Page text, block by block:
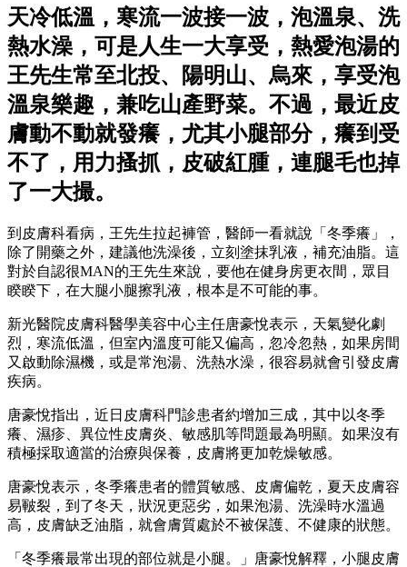
天冷低溫，寒流一波接一波，泡溫泉、洗
熱水澡，可是人生一大享受，熱愛泡湯的
王先生常至北投、陽明山、烏來，享受泡
溫泉樂趣，兼吃山產野菜。不過，最近皮
膚動不動就發癢，尤其小腿部分，癢到受
不了，用力搔抓，皮破紅腫，連腿毛也掉
了一大撮。
到皮膚科看病，王先生拉起褲管，醫師一看就說「冬季癢」，
除了開藥之外，建議他洗澡後，立刻塗抹乳液，補充油脂。這
對於自認很MAN的王先生來說，要他在健身房更衣間，眾目
睽睽下，在大腿小腿擦乳液，根本是不可能的事。
新光醫院皮膚科醫學美容中心主任唐豪悅表示，天氣變化劇
烈，寒流低溫，但室內溫度可能又偏高，忽冷忽熱，如果房間
又啟動除濕機，或是常泡湯、洗熱水澡，很容易就會引發皮膚
疾病。
唐豪悅指出，近日皮膚科門診患者約增加三成，其中以冬季
癢、濕疹、異位性皮膚炎、敏感肌等問題最為明顯。如果沒有
積極採取適當的治療與保養，皮膚將更加乾燥敏感。
唐豪悅表示，冬季癢患者的體質敏感、皮膚偏乾，夏天皮膚容
易皸裂，到了冬天，狀況更惡劣，如果泡湯、洗澡時水溫過
高，皮膚缺乏油脂，就會膚質處於不被保護、不健康的狀態。
「冬季癢最常出現的部位就是小腿。」唐豪悅解釋，小腿皮膚